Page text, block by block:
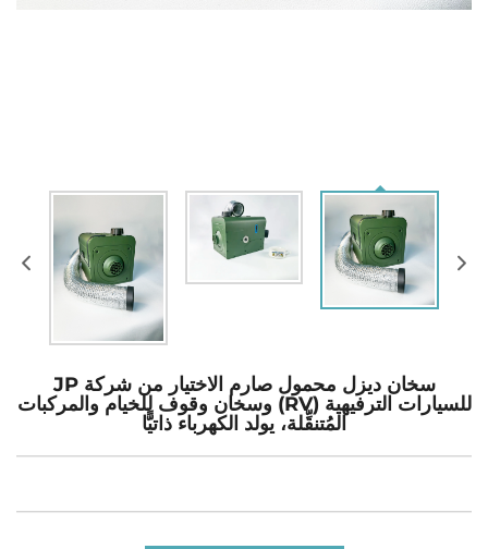
سخان ديزل محمول صارم الاختيار من شركة JP
للسيارات الترفيهية (RV) وسخان وقوف للخيام والمركبات
المُتنقِّلة، يولد الكهرباء ذاتيًّا